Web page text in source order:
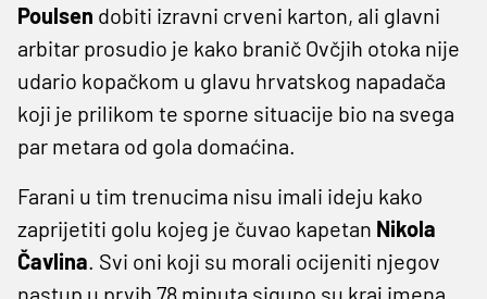
Poulsen dobiti izravni crveni karton, ali glavni
arbitar prosudio je kako branič Ovčjih otoka nije
udario kopačkom u glavu hrvatskog napadača
koji je prilikom te sporne situacije bio na svega
par metara od gola domaćina.
Farani u tim trenucima nisu imali ideju kako
zaprijetiti golu kojeg je čuvao kapetan Nikola
Čavlina. Svi oni koji su morali ocijeniti njegov
nastup u prvih 78 minuta siguno su kraj imena